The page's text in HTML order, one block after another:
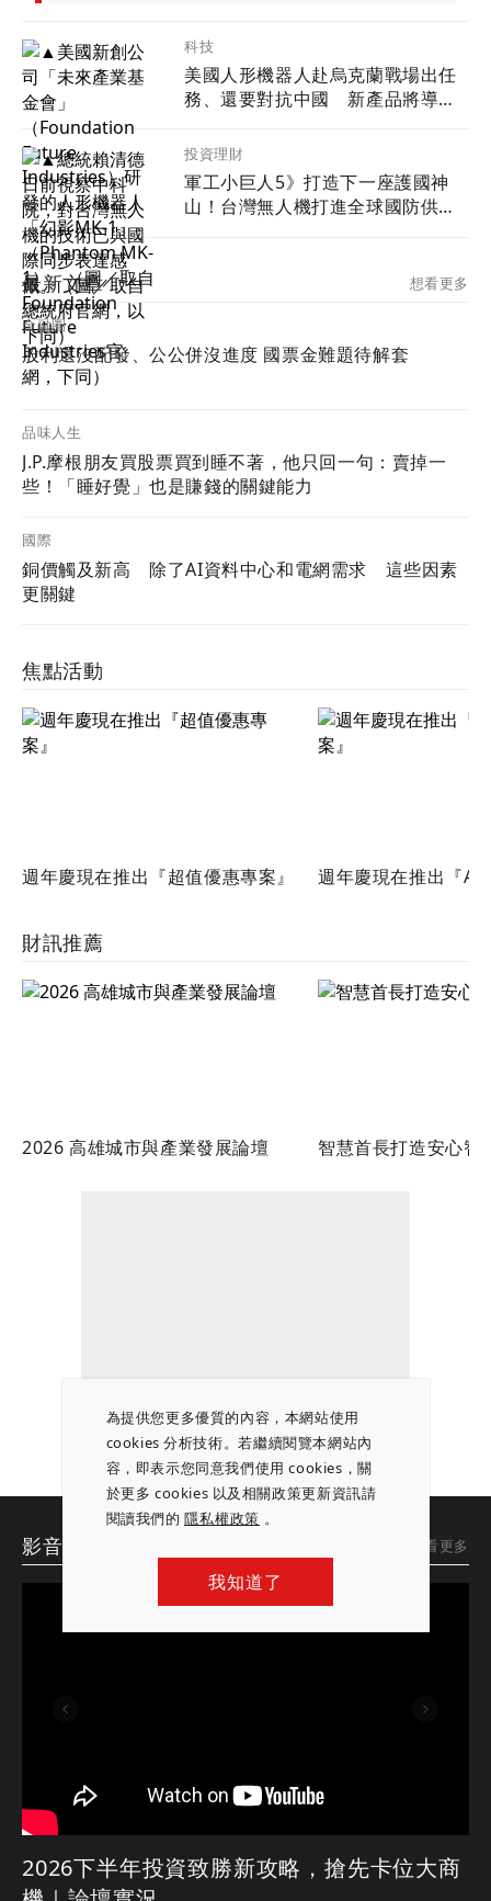
為提供您更多優質的內容，本網站使用
cookies 分析技術。若繼續閱覽本網站內
容，即表示您同意我們使用 cookies，關
於更多 cookies 以及相關政策更新資訊請
閱讀我們的隱私權政策 。
我知道了
科技
美國人形機器人赴烏克蘭戰場出任
務、還要對抗中國 新產品將導入
器
投資理財
軍工小巨人5》打造下一座護國神
山！台灣無人機打進全球國防供應
最新文章 想看更多
金融圈
股利還沒配發、公公併沒進度 國票金難題待解套
品味人生
J.P.摩根朋友買股票買到睡不著，他只回一句：賣掉一
些！「睡好覺」也是賺錢的關鍵能力
國際
銅價觸及新高 除了AI資料中心和電網需求 這些因素
更關鍵
焦點活動
週年慶現在推出『超值優惠專案』
週年慶現在推出『
財訊推薦
2026 高雄城市與產業發展論壇 智慧首長打造安心智
影音專區 想看更多
2026下半年投資致勝新攻略，搶先卡位大商